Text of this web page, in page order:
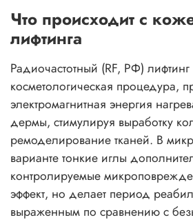
Что происходит с
лифтинга
Радиочастотный (RF, РФ)
косметологическая процедура,
электромагнитная энергия
дермы, стимулируя выработку
ремоделирование тканей. В
варианте тонкие иглы
контролируемые
эффект, но делает период
выраженным по сравнению с